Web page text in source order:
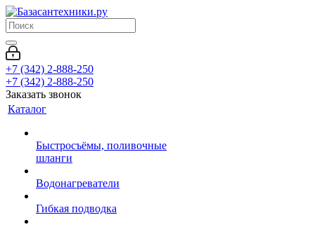
+7 (342) 2-888-250
+7 (342) 2-888-250
Заказать звонок
Каталог
Быстросъёмы, поливочные
шланги
Водонагреватели
Гибкая подводка